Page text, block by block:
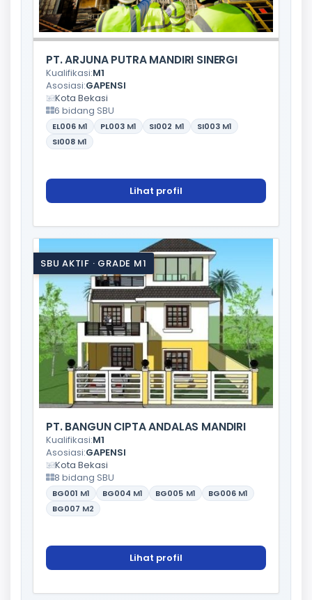
PT. ARJUNA PUTRA MANDIRI SINERGI
Kualifikasi:M1
Asosiasi:GAPENSI
Kota Bekasi
6 bidang SBU
EL006 M1 PL003 M1 SI002 M1 SI003 M1
SI008 M1
Lihat profil
SBU AKTIF · GRADE M1
PT. BANGUN CIPTA ANDALAS MANDIRI
Kualifikasi:M1
Asosiasi:GAPENSI
Kota Bekasi
8 bidang SBU
BG001 M1 BG004 M1 BG005 M1 BG006 M1
BG007 M2
Lihat profil